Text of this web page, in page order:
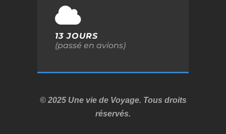
13 JOURS
(passé en avions)
© 2025 Une vie de Voyage. Tous droits
réservés.